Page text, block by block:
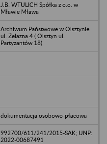
J.B. WTULICH Spółka z o.o. w
Mławie Mława
Archiwum Państwowe w Olsztynie
ul. Żelazna 4 ( Olsztyn ul.
Partyzantów 18)
dokumentacja osobowo-płacowa
992700/611/241/2015-SAK; UNP:
2022-00687491